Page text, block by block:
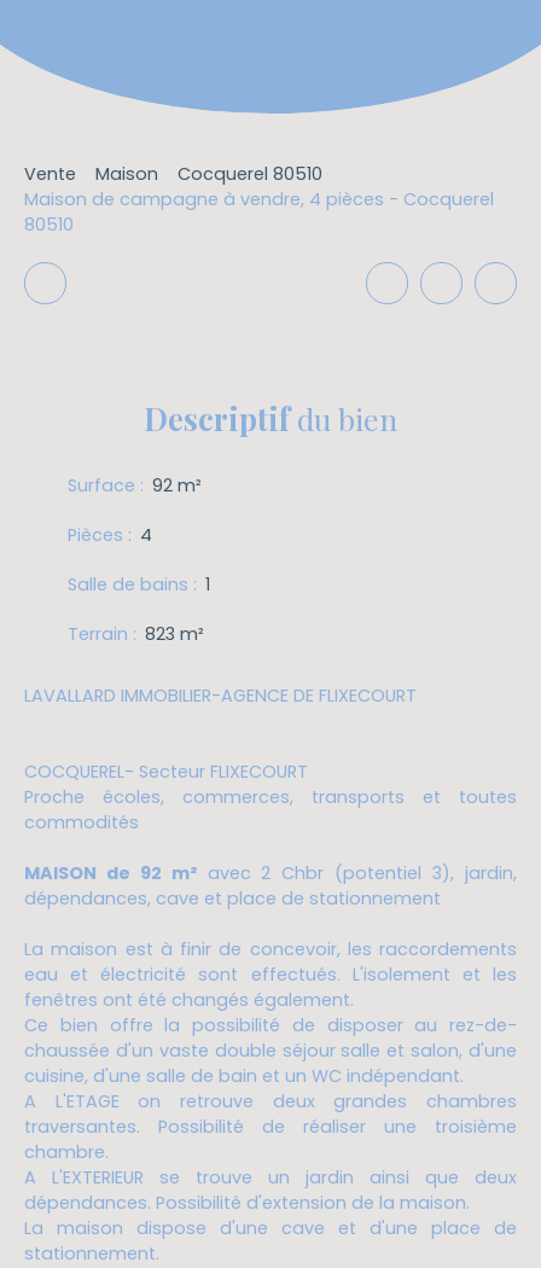
Vente Maison
Cocquerel 80510
Maison de campagne à vendre, 4 pièces - Cocquerel
80510
Descriptifdu bien
Surface : 92 m²
Pièces : 4
Salle de bains : 1
Terrain : 823 m²
LAVALLARD IMMOBILIER-AGENCE DE FLIXECOURT
COCQUEREL- Secteur FLIXECOURT
Proche écoles, commerces, transports et toutes
commodités
MAISON de 92 m²avec 2 Chbr (potentiel 3), jardin,
dépendances, cave et place de stationnement
La maison est à finir de concevoir, les raccordements
eau et électricité sont effectués. L'isolement et les
fenêtres ont été changés également.
Ce bien offre la possibilité de disposer au rez-de-
chaussée d'un vaste double séjour salle et salon, d'une
cuisine, d'une salle de bain et un WC indépendant.
A L'ETAGE on retrouve deux grandes chambres
traversantes. Possibilité de réaliser une troisième
chambre.
A L'EXTERIEUR se trouve un jardin ainsi que deux
dépendances. Possibilité d'extension de la maison.
La maison dispose d'une cave et d'une place de
stationnement.